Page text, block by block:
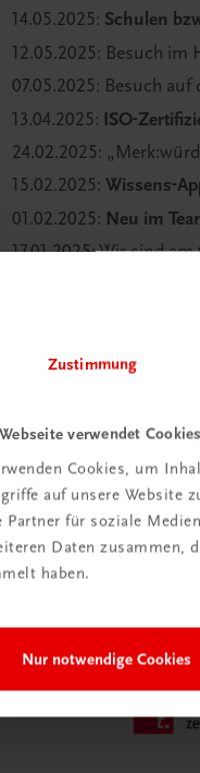
Zustimmung
verwendet Cookies
Cookies, um
auf unsere Website
Partner für soziale
Daten zusammen,
haben.
Nur notwendige Cookies
14.05.2025: Schulen
12.05.2025: Besuch im
07.05.2025: Besuch auf
13.04.2025: ISO-
24.02.2025:
15.02.2025:Wissens-
01.02.2025: Neu im
17.01.2025: Wir sind am
05.08.2023:
Hotel
20.07.2023:Großküche
01.04.2023: Wir sind